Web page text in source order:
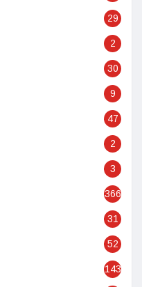
29
2
30
9
47
2
3
366
31
52
143